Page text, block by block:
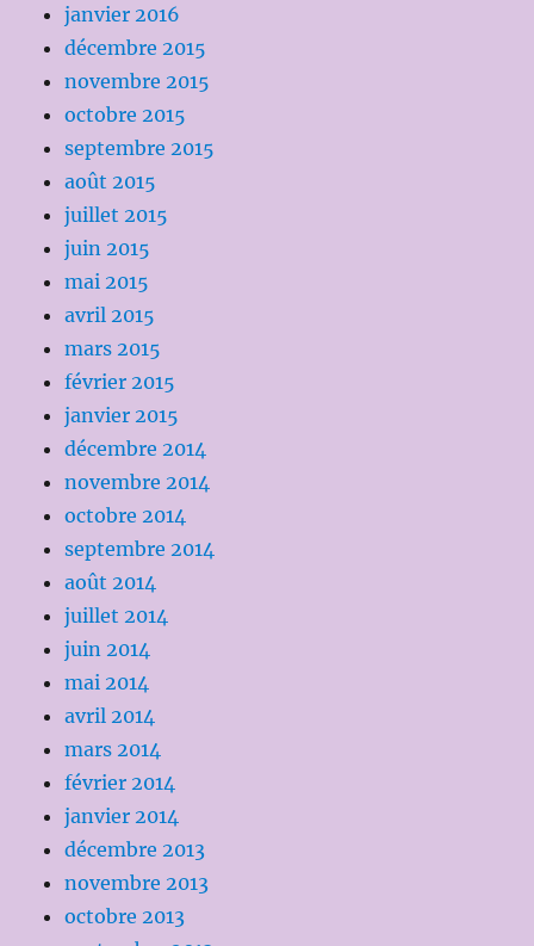
janvier 2016
décembre 2015
novembre 2015
octobre 2015
septembre 2015
août 2015
juillet 2015
juin 2015
mai 2015
avril 2015
mars 2015
février 2015
janvier 2015
décembre 2014
novembre 2014
octobre 2014
septembre 2014
août 2014
juillet 2014
juin 2014
mai 2014
avril 2014
mars 2014
février 2014
janvier 2014
décembre 2013
novembre 2013
octobre 2013